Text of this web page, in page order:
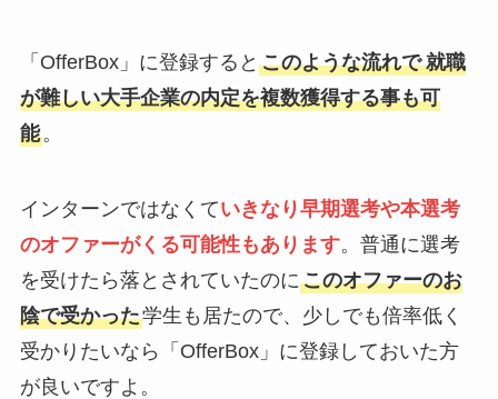
「OfferBox」に登録すると このような流れで 就職
が難しい大手企業の内定を複数獲得する事も可
能。
インターンではなくていきなり早期選考や本選考
のオファーがくる可能性もあります。普通に選考
を受けたら落とされていたのにこのオファーのお
陰で受かった学生も居たので、少しでも倍率低く
受かりたいなら「OfferBox」に登録しておいた方
が良いですよ。